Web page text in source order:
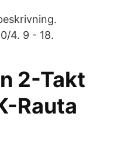
4. 9 - 18.
2-Takt
Rauta